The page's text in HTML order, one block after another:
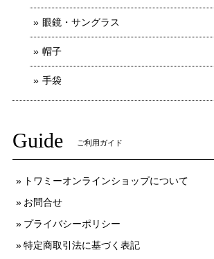
眼鏡・サングラス
帽子
手袋
Guide ご利用ガイド
トワミーオンラインショップについて
お問合せ
プライバシーポリシー
特定商取引法に基づく表記